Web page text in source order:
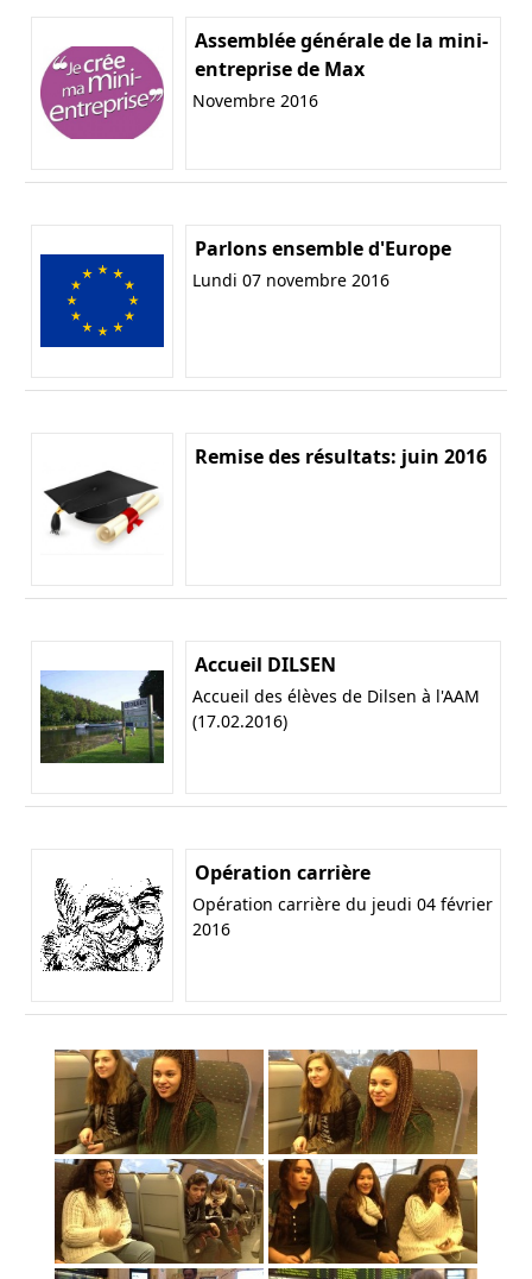
Assemblée générale de la mini-
entreprise de Max
Novembre 2016
Parlons ensemble d'Europe
Lundi 07 novembre 2016
Remise des résultats: juin 2016
Accueil DILSEN
Accueil des élèves de Dilsen à l'AAM
(17.02.2016)
Opération carrière
Opération carrière du jeudi 04 février
2016